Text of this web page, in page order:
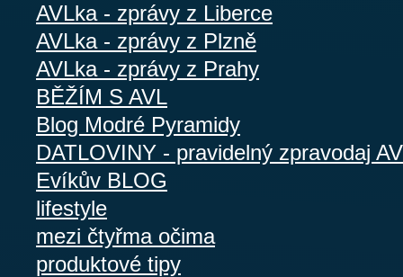
AVLka - zprávy z Liberce
AVLka - zprávy z Plzně
AVLka - zprávy z Prahy
BĚŽÍM S AVL
Blog Modré Pyramidy
DATLOVINY - pravidelný zpravodaj
Evíkův BLOG
lifestyle
mezi čtyřma očima
produktové tipy